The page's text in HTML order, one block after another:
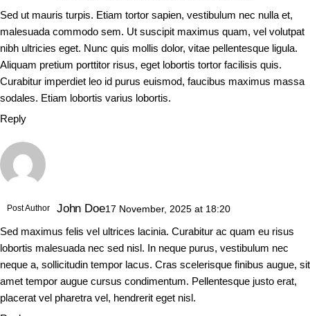
Sed ut mauris turpis. Etiam tortor sapien, vestibulum nec nulla et,
malesuada commodo sem. Ut suscipit maximus quam, vel volutpat
nibh ultricies eget. Nunc quis mollis dolor, vitae pellentesque ligula.
Aliquam pretium porttitor risus, eget lobortis tortor facilisis quis.
Curabitur imperdiet leo id purus euismod, faucibus maximus massa
sodales. Etiam lobortis varius lobortis.
Reply
Post Author John Doe17 November, 2025 at 18:20
Sed maximus felis vel ultrices lacinia. Curabitur ac quam eu risus
lobortis malesuada nec sed nisl. In neque purus, vestibulum nec
neque a, sollicitudin tempor lacus. Cras scelerisque finibus augue, sit
amet tempor augue cursus condimentum. Pellentesque justo erat,
placerat vel pharetra vel, hendrerit eget nisl.